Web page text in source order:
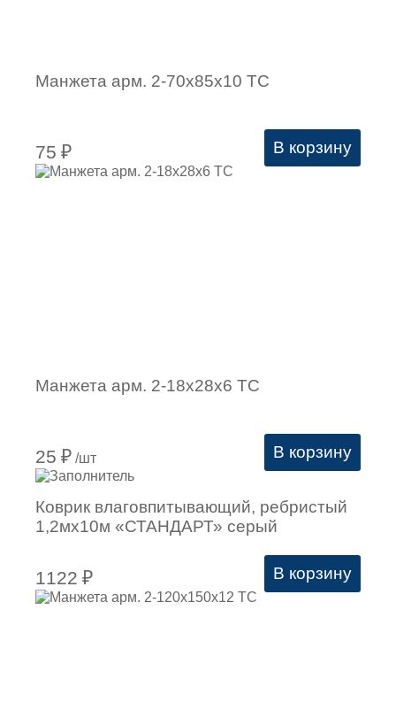
Манжета арм. 2-70х85х10 ТС
75 ₽ В корзину
Манжета арм. 2-18х28х6 ТС
25 ₽ /шт В корзину
Коврик влаговпитывающий, ребристый
1,2мх10м «СТАНДАРТ» серый
1122 ₽ В корзину